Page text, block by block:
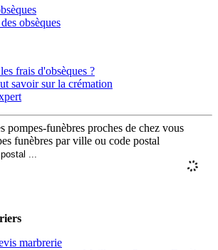
obsèques
frais d'obsèques ?
savoir sur la crémation
pompes-funèbres proches de chez vous
funèbres par ville ou code postal
marbrerie